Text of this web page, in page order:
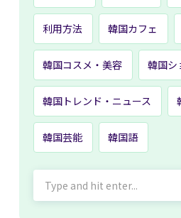
利用方法 韓国カフェ
韓国コスメ・美容 韓国シ
韓国トレンド・ニュース
韓国芸能 韓国語